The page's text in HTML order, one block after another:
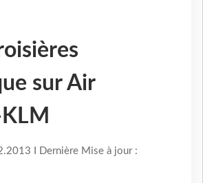
sur Air
I Dernière Mise à jour :